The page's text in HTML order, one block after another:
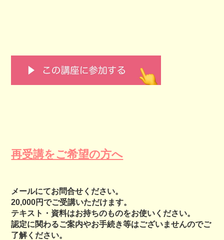
再受講をご希望の方へ
メールにてお問合せください。
20,000円でご受講いただけます。
テキスト・資料はお持ちのものをお使いください。
認定に関わるご案内やお手続き等はございませんのでご
了解ください。